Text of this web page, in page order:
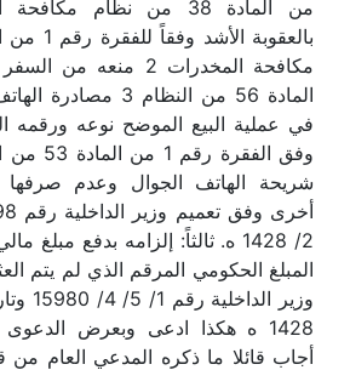
من المادة 38 من نظام
المادة 56 من النظام
في عملية البيع الموضح نوعه ورقمه
وفق
شريحة الهاتف الجوال وعدم
المبلغ الحكومي المرقم الذي لم يتم
1428 ه هكذا ادعى وبعرض
أجاب قائلا ما ذكره المدعي العام